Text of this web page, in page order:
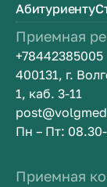
Абитуриенту
Приемная
+78442385005
400131, г.
1, каб. 3-11
Пн – Пт:
Приемная